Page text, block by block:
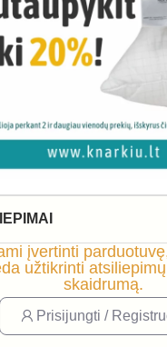
įvertinti
užtikrinti
skaidrumą.
Prisijungti /